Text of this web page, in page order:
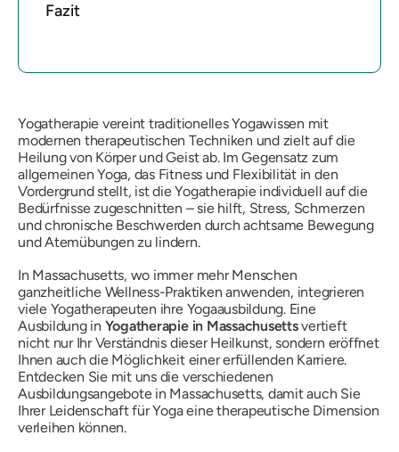
Fazit
Yogatherapie vereint traditionelles Yogawissen mit
modernen therapeutischen Techniken und zielt auf die
Heilung von Körper und Geist ab. Im Gegensatz zum
allgemeinen Yoga, das Fitness und Flexibilität in den
Vordergrund stellt, ist die Yogatherapie individuell auf die
Bedürfnisse zugeschnitten – sie hilft, Stress, Schmerzen
und chronische Beschwerden durch achtsame Bewegung
und Atemübungen zu lindern.
In Massachusetts, wo immer mehr Menschen
ganzheitliche Wellness-Praktiken anwenden, integrieren
viele Yogatherapeuten ihre Yogaausbildung. Eine
Ausbildung in Yogatherapie in Massachusettsvertieft
nicht nur Ihr Verständnis dieser Heilkunst, sondern eröffnet
Ihnen auch die Möglichkeit einer erfüllenden Karriere.
Entdecken Sie mit uns die verschiedenen
Ausbildungsangebote in Massachusetts, damit auch Sie
Ihrer Leidenschaft für Yoga eine therapeutische Dimension
verleihen können.